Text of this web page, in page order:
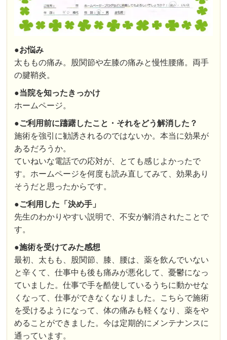
●お悩み
太ももの痛み。股関節や左膝の痛みと慢性腰痛。両手
の腱鞘炎。
●当院を知ったきっかけ
ホームページ。
●ご利用前に躊躇したこと・それをどう解消した？
施術を強引に勧誘されるのではないか。本当に効果が
あるだろうか。
ていねいな電話での応対が、とても感じよかったで
す。ホームページを何度も読み直してみて、効果あり
そうだと思ったからです。
●ご利用した「決め手」
先生のわかりやすい説明で、不安が解消されたことで
す。
●施術を受けてみた感想
最初、太もも、股関節、膝、腰は、薬を飲んでいない
と辛くて、仕事中も後も痛みが悪化して、憂鬱になっ
ていました。仕事で手を酷使しているうちに動かせな
くなって、仕事ができなくなりました。こちらで施術
を受けるようになって、体の痛みも軽くなり、薬をや
めることができました。今は定期的にメンテナンスに
通っています。